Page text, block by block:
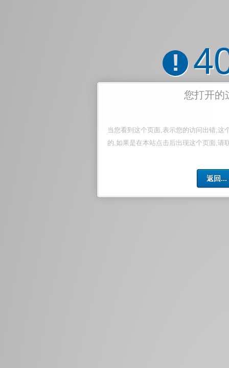
!
您打开的
当您看到这个页面,表示您的访问出错,这
的,如果是在本站点击后出现这个页面,请
返回...